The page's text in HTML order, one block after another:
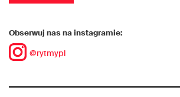
Obserwuj nas na instagramie:
@rytmypl